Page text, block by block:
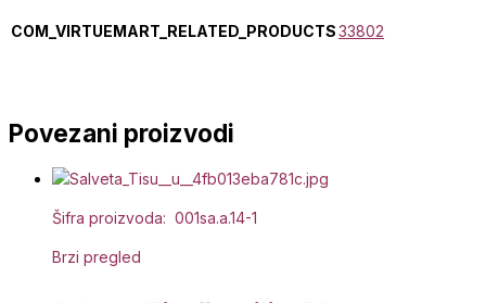
COM_VIRTUEMART_RELATED_PRODUCTS33802
Povezani proizvodi
Šifra proizvoda: 001sa.a.14-1
Brzi pregled